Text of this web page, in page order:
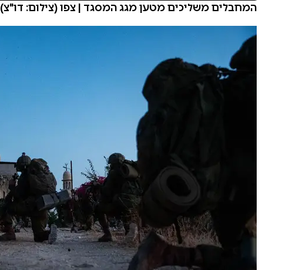
המחבלים משליכים מטען מגג המסגד | צפו (צילום: דו"צ)